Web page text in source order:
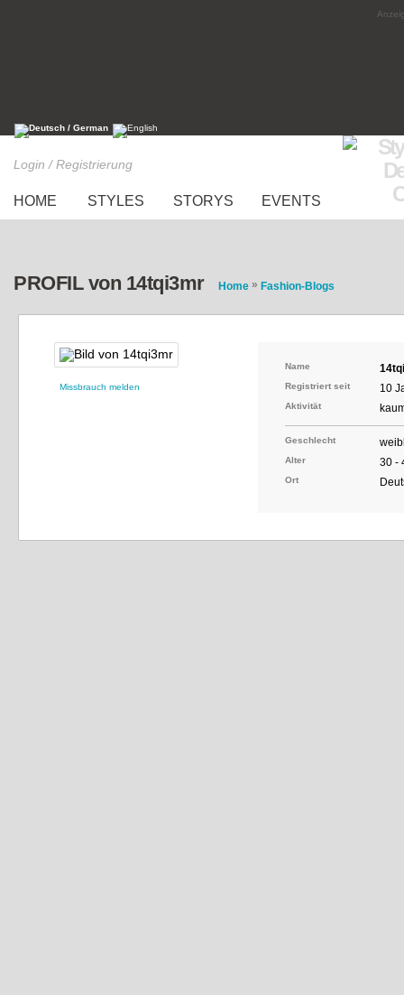
Login / Registrierung
HOME STYLES STORYS EVENTS
PROFIL von 14tqi3mr Home » Fashion-Blogs
Missbrauch melden
Name
Registriert seit 10
Aktivität
Geschlecht
Alter 30 -
Ort